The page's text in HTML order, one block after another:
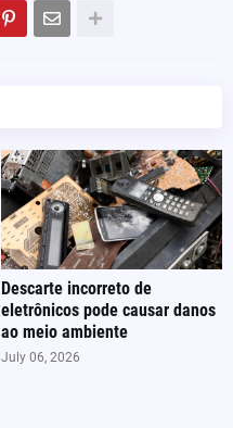
Descarte incorreto de
eletrônicos pode causar danos
ao meio ambiente
July 06, 2026